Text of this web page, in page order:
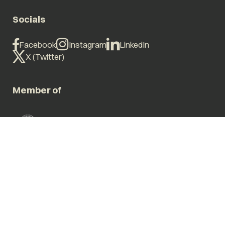
Socials
Facebook Instagram
LinkedIn
X (Twitter)
Member of